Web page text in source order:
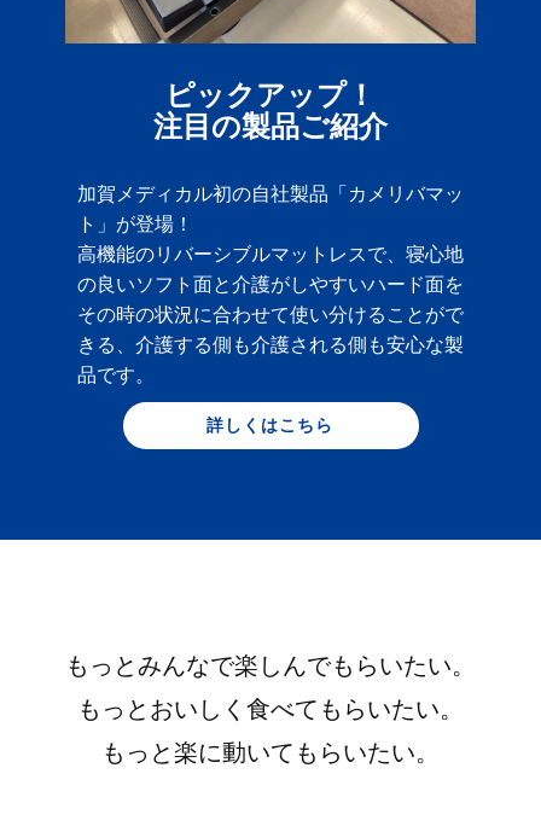
ピックアップ！
注目の製品ご紹介
加賀メディカル初の自社製品「カメリバマッ
ト」が登場！
高機能のリバーシブルマットレスで、寝心地
の良いソフト面と介護がしやすいハード面を
その時の状況に合わせて使い分けることがで
きる、介護する側も介護される側も安心な製
品です。
詳しくはこちら
もっとみんなで楽しんでもらいたい。
もっとおいしく食べてもらいたい。
もっと楽に動いてもらいたい。